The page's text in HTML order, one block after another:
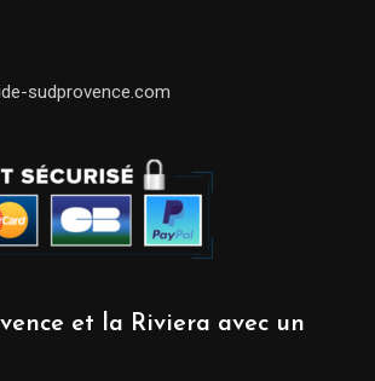
sudprovence.com
et la Riviera avec un